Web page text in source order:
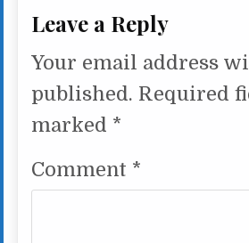
Leave a Reply
Your email address
published. Required
marked *
Comment *